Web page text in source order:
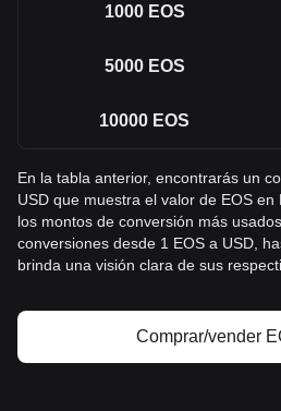
1000 EOS
5000 EOS
10000 EOS
En la tabla anterior, encontrarás un
USD que muestra el valor de EOS
los montos de conversión más
conversiones desde 1 EOS a USD,
brinda una visión clara de sus
Comprar/vender